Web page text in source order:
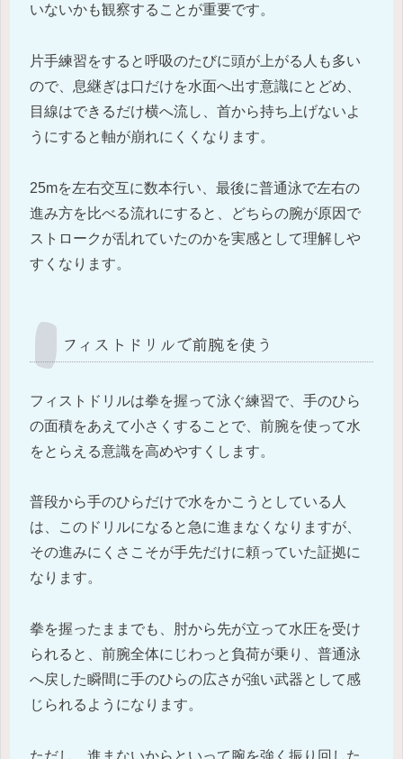
いないかも観察することが重要です。
片手練習をすると呼吸のたびに頭が上がる人も多い
ので、息継ぎは口だけを水面へ出す意識にとどめ、
目線はできるだけ横へ流し、首から持ち上げないよ
うにすると軸が崩れにくくなります。
25mを左右交互に数本行い、最後に普通泳で左右の
進み方を比べる流れにすると、どちらの腕が原因で
ストロークが乱れていたのかを実感として理解しや
すくなります。
フィストドリルで前腕を使う
フィストドリルは拳を握って泳ぐ練習で、手のひら
の面積をあえて小さくすることで、前腕を使って水
をとらえる意識を高めやすくします。
普段から手のひらだけで水をかこうとしている人
は、このドリルになると急に進まなくなりますが、
その進みにくさこそが手先だけに頼っていた証拠に
なります。
拳を握ったままでも、肘から先が立って水圧を受け
られると、前腕全体にじわっと負荷が乗り、普通泳
へ戻した瞬間に手のひらの広さが強い武器として感
じられるようになります。
ただし、進まないからといって腕を強く振り回した